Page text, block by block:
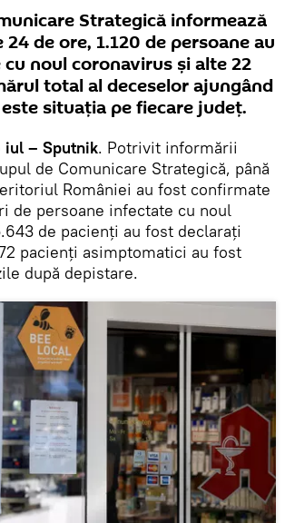
Strategică informează
de ore, 1.120 de persoane au
noul coronavirus şi alte 22
total al deceselor ajungând
este situaţia pe fiecare judeţ.
iul – Sputnik. Potrivit informării
de Comunicare Strategică, până
României au fost confirmate
de persoane infectate cu noul
de pacienți au fost declarați
pacienți asimptomatici au fost
după depistare.